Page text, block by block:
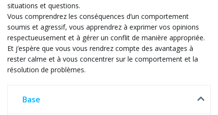
situations et questions.
Vous comprendrez les conséquences d’un comportement
soumis et agressif, vous apprendrez à exprimer vos opinions
respectueusement et à gérer un conflit de manière appropriée.
Et j’espère que vous vous rendrez compte des avantages à
rester calme et à vous concentrer sur le comportement et la
résolution de problèmes.
Base